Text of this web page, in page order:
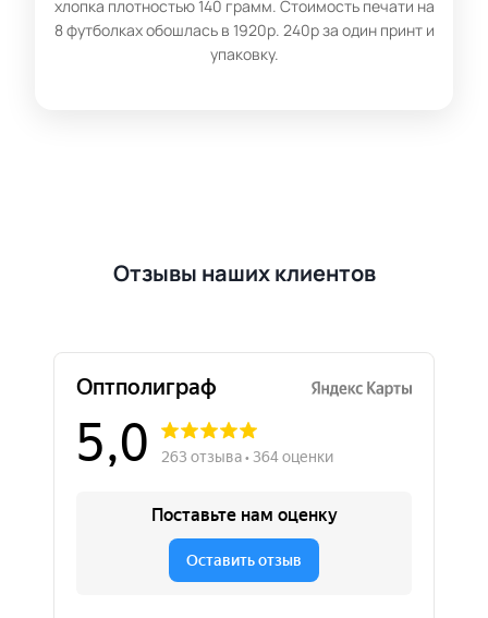
хлопка плотностью 140 грамм. Стоимость печати на
8 футболках обошлась в 1920р. 240р за один принт и
упаковку.
Отзывы наших клиентов